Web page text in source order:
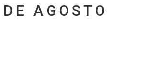
AGOSTO